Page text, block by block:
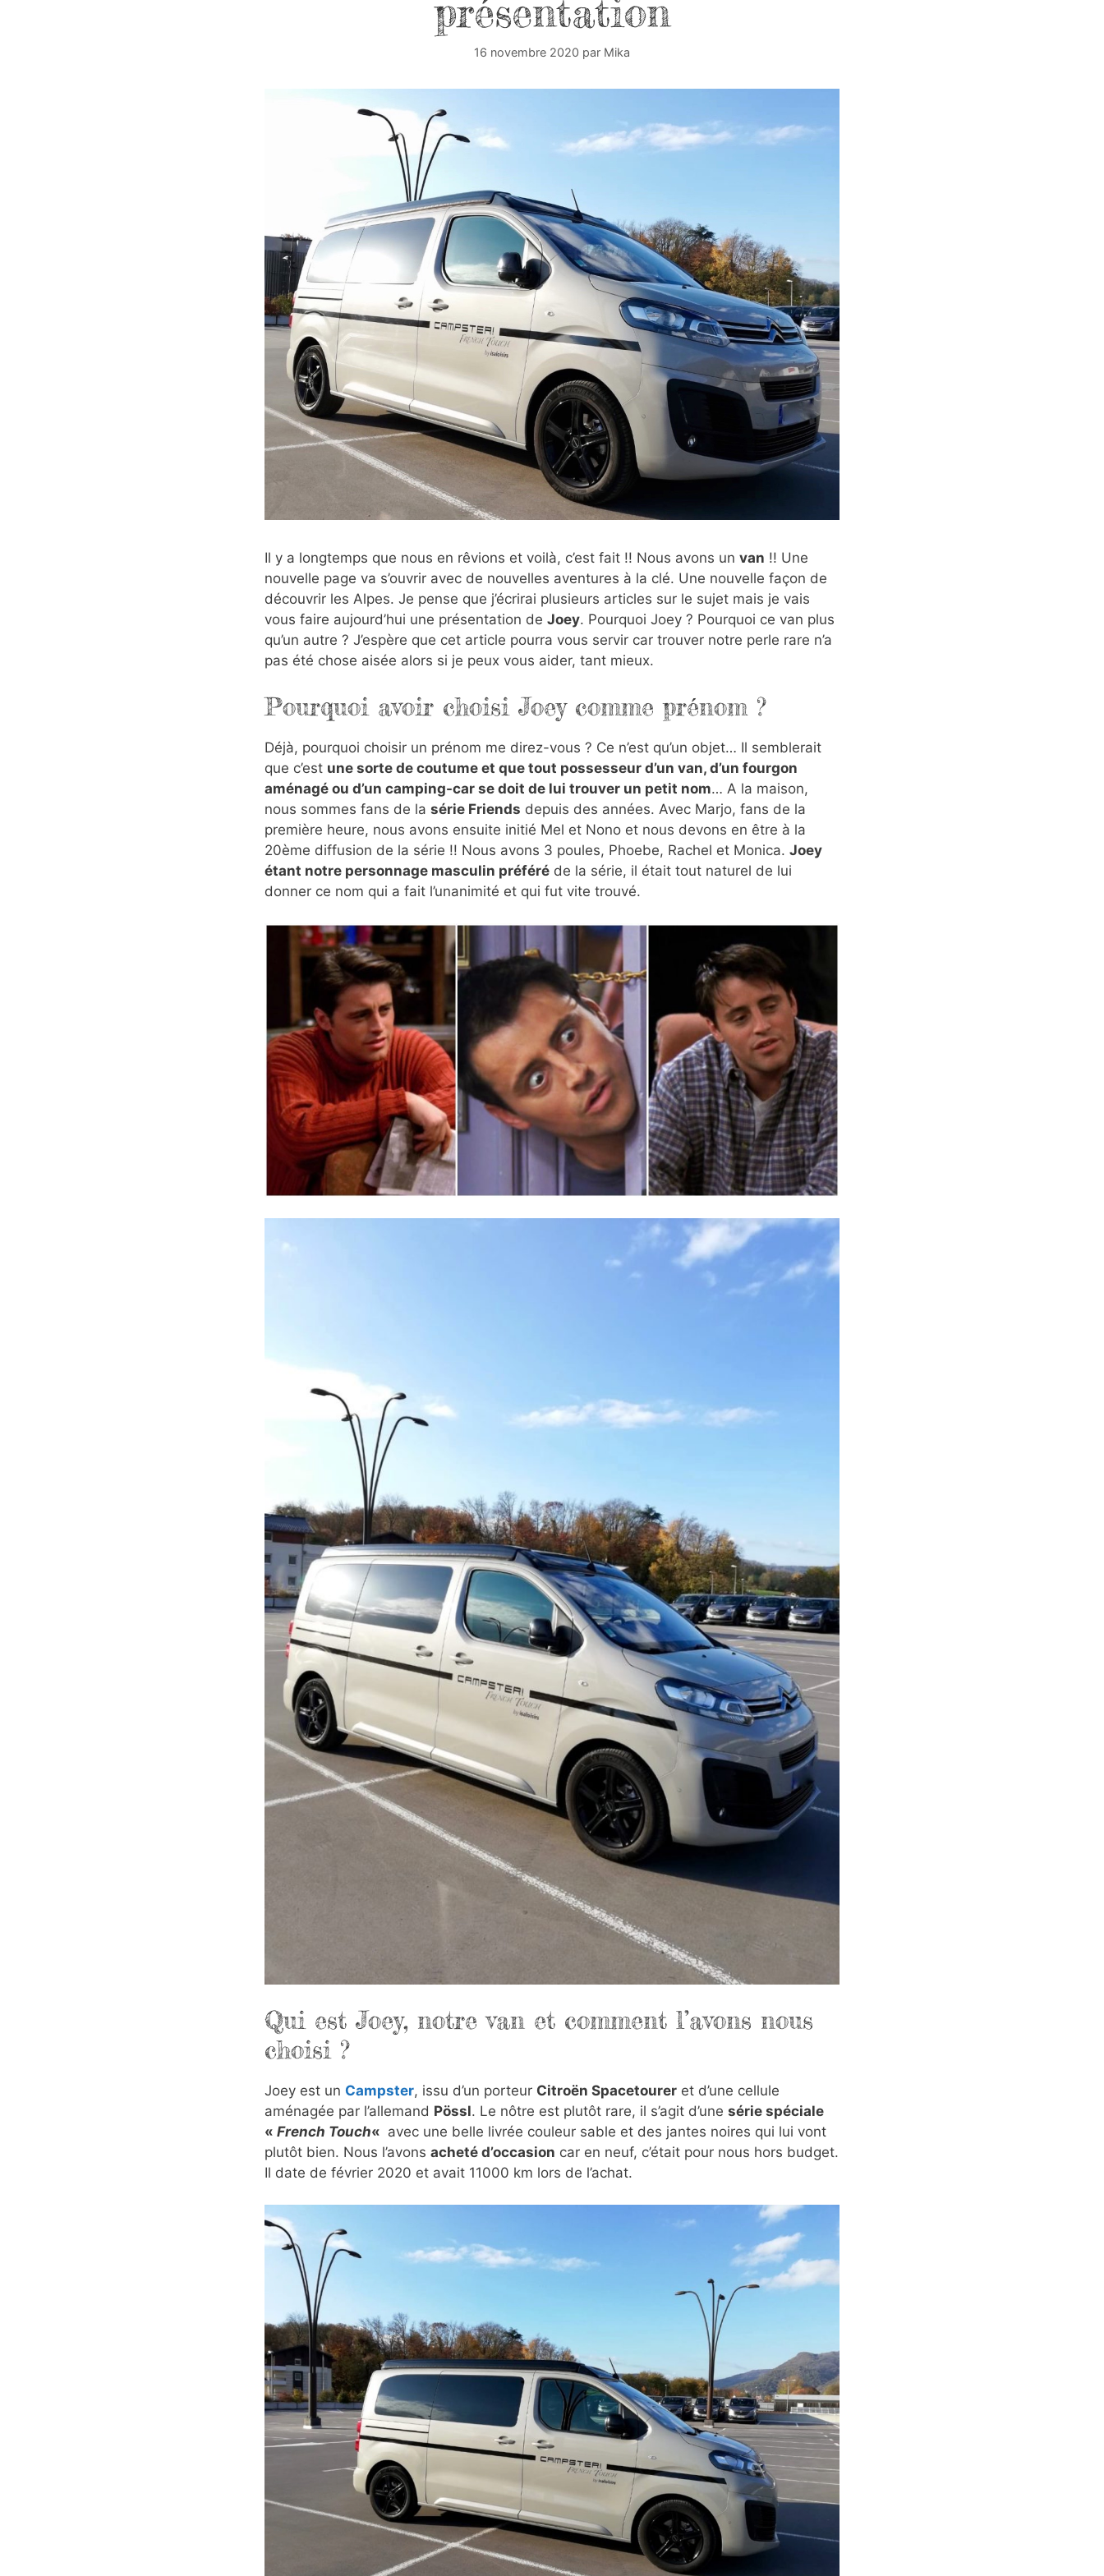
présentation
16 novembre 2020 par Mika
Il y a longtemps que nous en rêvions et voilà, c’est fait !! Nous avons un van !! Une
nouvelle page va s’ouvrir avec de nouvelles aventures à la clé. Une nouvelle façon de
découvrir les Alpes. Je pense que j’écrirai plusieurs articles sur le sujet mais je vais
vous faire aujourd’hui une présentation de Joey. Pourquoi Joey ? Pourquoi ce van plus
qu’un autre ? J’espère que cet article pourra vous servir car trouver notre perle rare n’a
pas été chose aisée alors si je peux vous aider, tant mieux.
Pourquoi avoir choisi Joey comme prénom ?
Déjà, pourquoi choisir un prénom me direz-vous ? Ce n’est qu’un objet… Il semblerait
que c’est une sorte de coutume et que tout possesseur d’un van, d’un fourgon
aménagé ou d’un camping-car se doit de lui trouver un petit nom… A la maison,
nous sommes fans de la série Friends depuis des années. Avec Marjo, fans de la
première heure, nous avons ensuite initié Mel et Nono et nous devons en être à la
20ème diffusion de la série !! Nous avons 3 poules, Phoebe, Rachel et Monica. Joey
étant notre personnage masculin préféré de la série, il était tout naturel de lui
donner ce nom qui a fait l’unanimité et qui fut vite trouvé.
Qui est Joey, notre van et comment l’avons nous
choisi ?
Joey est un Campster, issu d’un porteur Citroën Spacetourer et d’une cellule
aménagée par l’allemand Pössl. Le nôtre est plutôt rare, il s’agit d’une série spéciale
« French Touch« avec une belle livrée couleur sable et des jantes noires qui lui vont
plutôt bien. Nous l’avons acheté d’occasion car en neuf, c’était pour nous hors budget.
Il date de février 2020 et avait 11000 km lors de l’achat.